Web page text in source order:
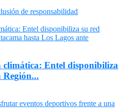
de responsabilidad
climática: Entel disponibiliza
Región...